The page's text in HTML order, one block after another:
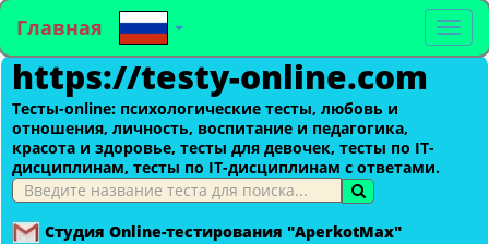
Главная
https://testy-online.com
Тесты-оnline: психологические тесты, любовь и
отношения, личность, воспитание и педагогика,
красота и здоровье, тесты для девочек, тесты по IT-
дисциплинам, тесты по IT-дисциплинам с ответами.
Студия Online-тестирования "AperkotMax"